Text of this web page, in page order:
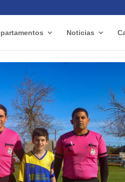
Noticias